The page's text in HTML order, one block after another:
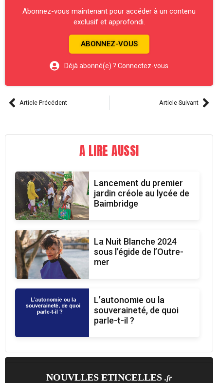
Abonnez-vous maintenant pour accéder à un contenu
exclusif et approfondi.
ABONNEZ-VOUS
Déjà abonné(e) ? Connectez-vous
Article Précédent Article Suivant
A LIRE AUSSI
Lancement du premier
jardin créole au lycée de
Baimbridge
La Nuit Blanche 2024
sous l’égide de l’Outre-
mer
L’autonomie ou la
souveraineté, de quoi
parle-t-il ?
NOUVLLES ETINCELLES .fr